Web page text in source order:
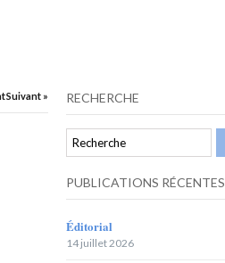
Suivant » RECHERCHE
PUBLICATIONS RÉCENTES
Éditorial
14 juillet 2026